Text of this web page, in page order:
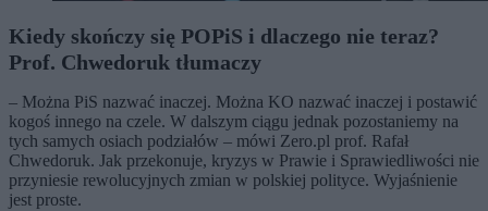
Kiedy skończy się POPiS i dlaczego nie teraz?
Prof. Chwedoruk tłumaczy
– Można PiS nazwać inaczej. Można KO nazwać inaczej i postawić
kogoś innego na czele. W dalszym ciągu jednak pozostaniemy na
tych samych osiach podziałów – mówi Zero.pl prof. Rafał
Chwedoruk. Jak przekonuje, kryzys w Prawie i Sprawiedliwości nie
przyniesie rewolucyjnych zmian w polskiej polityce. Wyjaśnienie
jest proste.